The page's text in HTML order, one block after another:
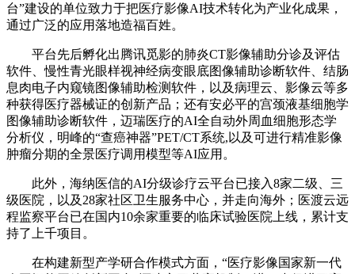
台”建设的单位致力于把医疗影像AI技术转化为产业化成果，
通过广泛的应用落地造福百姓。
平台先后孵化出腾讯觅影的肺炎CT影像辅助分诊及评估
软件、慢性青光眼样视神经病变眼底图像辅助诊断软件、结肠
息肉电子内窥镜图像辅助检测软件，以及病理云、影像云等多
种获得医疗器械证的创新产品；还有安必平的宫颈液基细胞学
图像辅助诊断软件，迈瑞医疗的AI全自动外周血细胞形态学
分析仪，明峰的“查癌神器”PET/CT系统,以及可进行精准影像
肿瘤分期的全景医疗调用模型等AI应用。
此外，海纳医信的AI分级诊疗云平台已接入8家二级、三
级医院，以及28家社区卫生服务中心，并走向海外；医渡云远
程监察平台已在国内10余家重要的临床试验医院上线，累计支
持了上千项目。
在构建新型产学研合作模式方面，“医疗影像国家新一代